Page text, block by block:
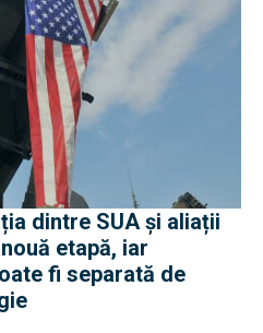
dintre SUA și aliații
etapă, iar
fi separată de